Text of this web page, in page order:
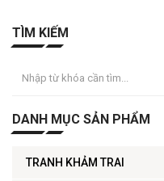
TÌM KIẾM
DANH MỤC SẢN PHẨM
TRANH KHẢM TRAI